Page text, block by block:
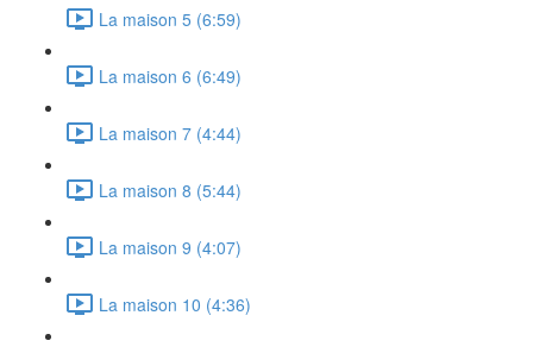
La maison 5 (6:59)
La maison 6 (6:49)
La maison 7 (4:44)
La maison 8 (5:44)
La maison 9 (4:07)
La maison 10 (4:36)